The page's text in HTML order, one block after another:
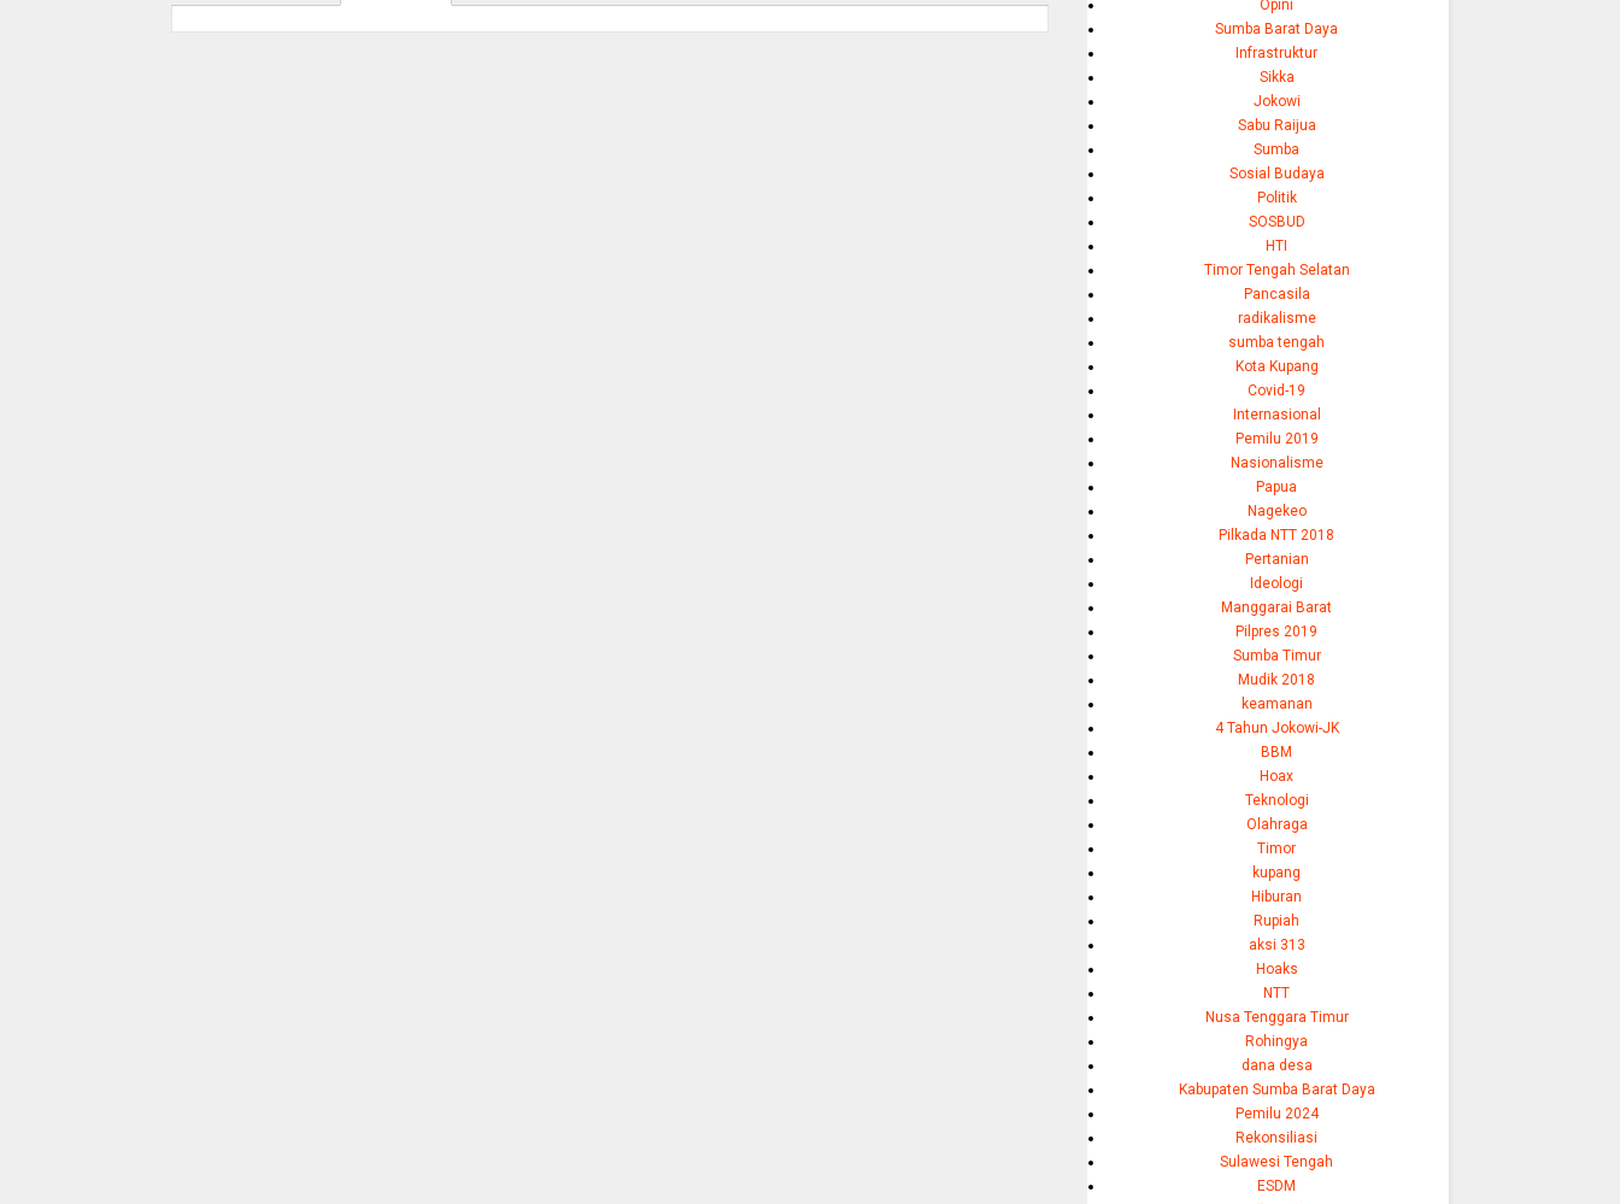
Opini
Sumba Barat Daya
Infrastruktur
Sikka
Jokowi
Sabu Raijua
Sumba
Sosial Budaya
Politik
SOSBUD
HTI
Timor Tengah Selatan
Pancasila
radikalisme
sumba tengah
Kota Kupang
Covid-19
Internasional
Pemilu 2019
Nasionalisme
Papua
Nagekeo
Pilkada NTT 2018
Pertanian
Ideologi
Manggarai Barat
Pilpres 2019
Sumba Timur
Mudik 2018
keamanan
4 Tahun Jokowi-JK
BBM
Hoax
Teknologi
Olahraga
Timor
kupang
Hiburan
Rupiah
aksi 313
Hoaks
NTT
Nusa Tenggara Timur
Rohingya
dana desa
Kabupaten Sumba Barat Daya
Pemilu 2024
Rekonsiliasi
Sulawesi Tengah
ESDM